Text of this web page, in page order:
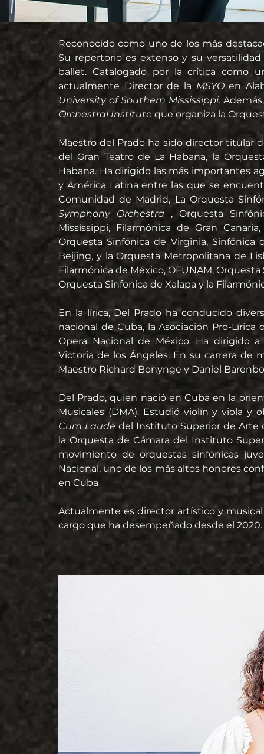
Reconocido como uno de los más
Su repertorio es extenso y su
ballet. Catalogado por la crítica como
actualmente Director de la MSYO en
University of Southern Mississippi.
Orchestral Institute que organiza la
Maestro del Prado ha sido director titular
del Gran Teatro de La Habana, la
Habana. Ha dirigido las más importantes
y América Latina entre las que se
Comunidad de Madrid, La Orquesta
Symphony Orchestra , Orquesta
Mississippi, Filarmónica de Gran
Orquesta Sinfónica de Virginia,
Beijing, y la Orquesta Metropolitana de
Filarmónica de México, OFUNAM,
Orquesta Sinfonica de Xalapa y la
En la lírica, Del Prado ha conducido
nacional de Cuba, la Asociación Pro-Lírica
Opera Nacional de México. Ha dirigido
Victoria de los Ángeles. En su carrera de
Maestro Richard Bonynge y Daniel
Del Prado, quien nació en Cuba en la
Musicales (DMA). Estudió violín y viola
Cum Laude del Instituto Superior de Arte
la Orquesta de Cámara del Instituto
movimiento de orquestas sinfónicas
Nacional, uno de los más altos honores
en Cuba
Actualmente es director artístico y
cargo que ha desempeñado desde el 2020.